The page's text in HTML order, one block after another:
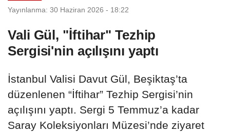
Yayınlanma: 30 Haziran 2026 - 18:22
Vali Gül, "İftihar" Tezhip
Sergisi'nin açılışını yaptı
İstanbul Valisi Davut Gül, Beşiktaş’ta
düzenlenen “İftihar” Tezhip Sergisi’nin
açılışını yaptı. Sergi 5 Temmuz’a kadar
Saray Koleksiyonları Müzesi’nde ziyaret